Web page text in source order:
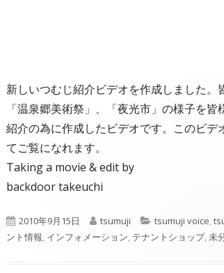
新しいつむじ紹介ビデオを作成しました
「温泉郷美術祭」、「夜光市」の様子を
紹介の為に作成したビデオです。このビ
てご覧になれます。
Taking a movie & edit by
backdoor takeuchi
公
開
2010年9月15日
作
成
tsumuji
カ
テ
tsumuji voice,
ント情報, インフォメーション, テナントショップ,未